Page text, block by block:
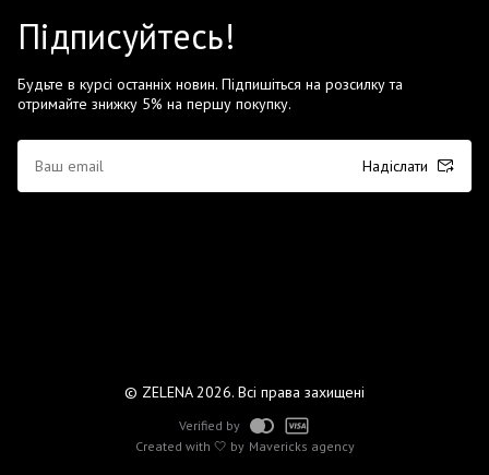
Підписуйтесь!
Будьте в курсі останніх новин. Підпишіться на розсилку та
отримайте знижку 5% на першу покупку.
Надіслати
© ZELENA 2026. Всі права захищені
Created with 🤍 by Mavericks agency
Verified by